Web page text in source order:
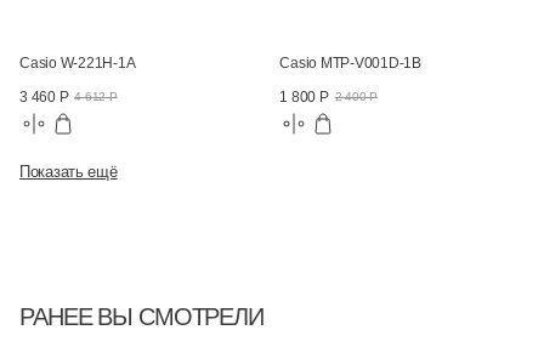
Casio W-221H-1A
3 460 Р 4 612 Р
Casio MTP-V001D-1B
1 800 Р 2 400 Р
Показать ещё
РАНЕЕ ВЫ СМОТРЕЛИ